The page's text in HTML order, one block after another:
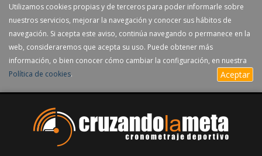
Utilizamos cookies propias y de terceros para poder informarle sobre
nuestros servicios, mejorar la navegación y conocer sus hábitos de
navegación. Si acepta este aviso, continúa navegando o permanece en la
web, consideraremos que acepta su uso. Puede obtener más
información, o bien conocer cómo cambiar la configuración, en nuestra
Política de cookies. Aceptar